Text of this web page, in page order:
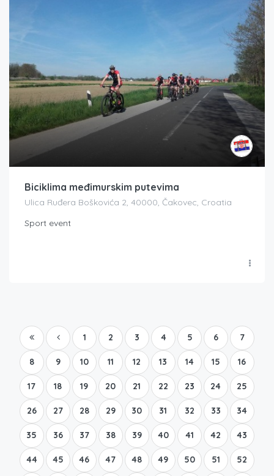
Biciklima međimurskim putevima
Ulica Ruđera Boškovića 2, 40000, Čakovec, Croatia
Sport event
1 2 3 4 5 6 7
8 9 10 11 12 13 14 15 16
17 18 19 20 21 22 23 24 25
26 27 28 29 30 31 32 33 34
35 36 37 38 39 40 41 42 43
44 45 46 47 48 49 50 51 52